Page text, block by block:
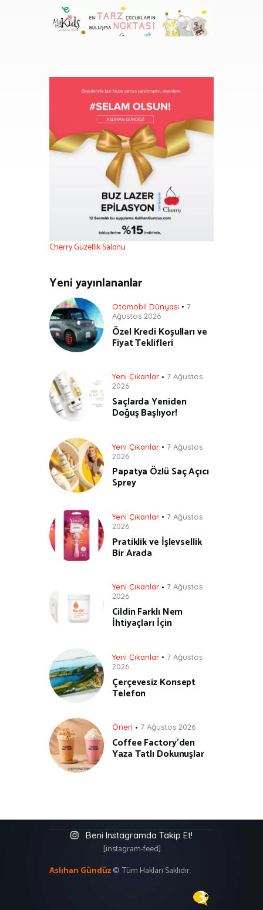
Cherry Güzellik Salonu
Yeni yayınlananlar
Otomobil Dünyası
7
Ağustos 2026
Özel Kredi Koşulları ve
Fiyat Teklifleri
Yeni Çıkanlar
7 Ağustos
2026
Saçlarda Yeniden
Doğuş Başlıyor!
Yeni Çıkanlar
7 Ağustos
2026
Papatya Özlü Saç Açıcı
Sprey
Yeni Çıkanlar
7 Ağustos
2026
Pratiklik ve İşlevsellik
Bir Arada
Yeni Çıkanlar
7 Ağustos
2026
Cildin Farklı Nem
İhtiyaçları İçin
Yeni Çıkanlar
7 Ağustos
2026
Çerçevesiz Konsept
Telefon
Öneri 7 Ağustos 2026
Coffee Factory’den
Yaza Tatlı Dokunuşlar
Beni Instagramda Takip Et!
[instagram-feed]
Aslıhan Gündüz©. Tüm Hakları Saklıdır.